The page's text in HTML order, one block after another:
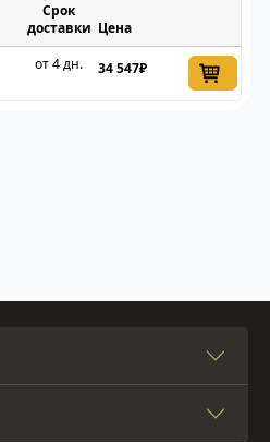
Срок
доставки Цена
от 4 дн. 34 547₽